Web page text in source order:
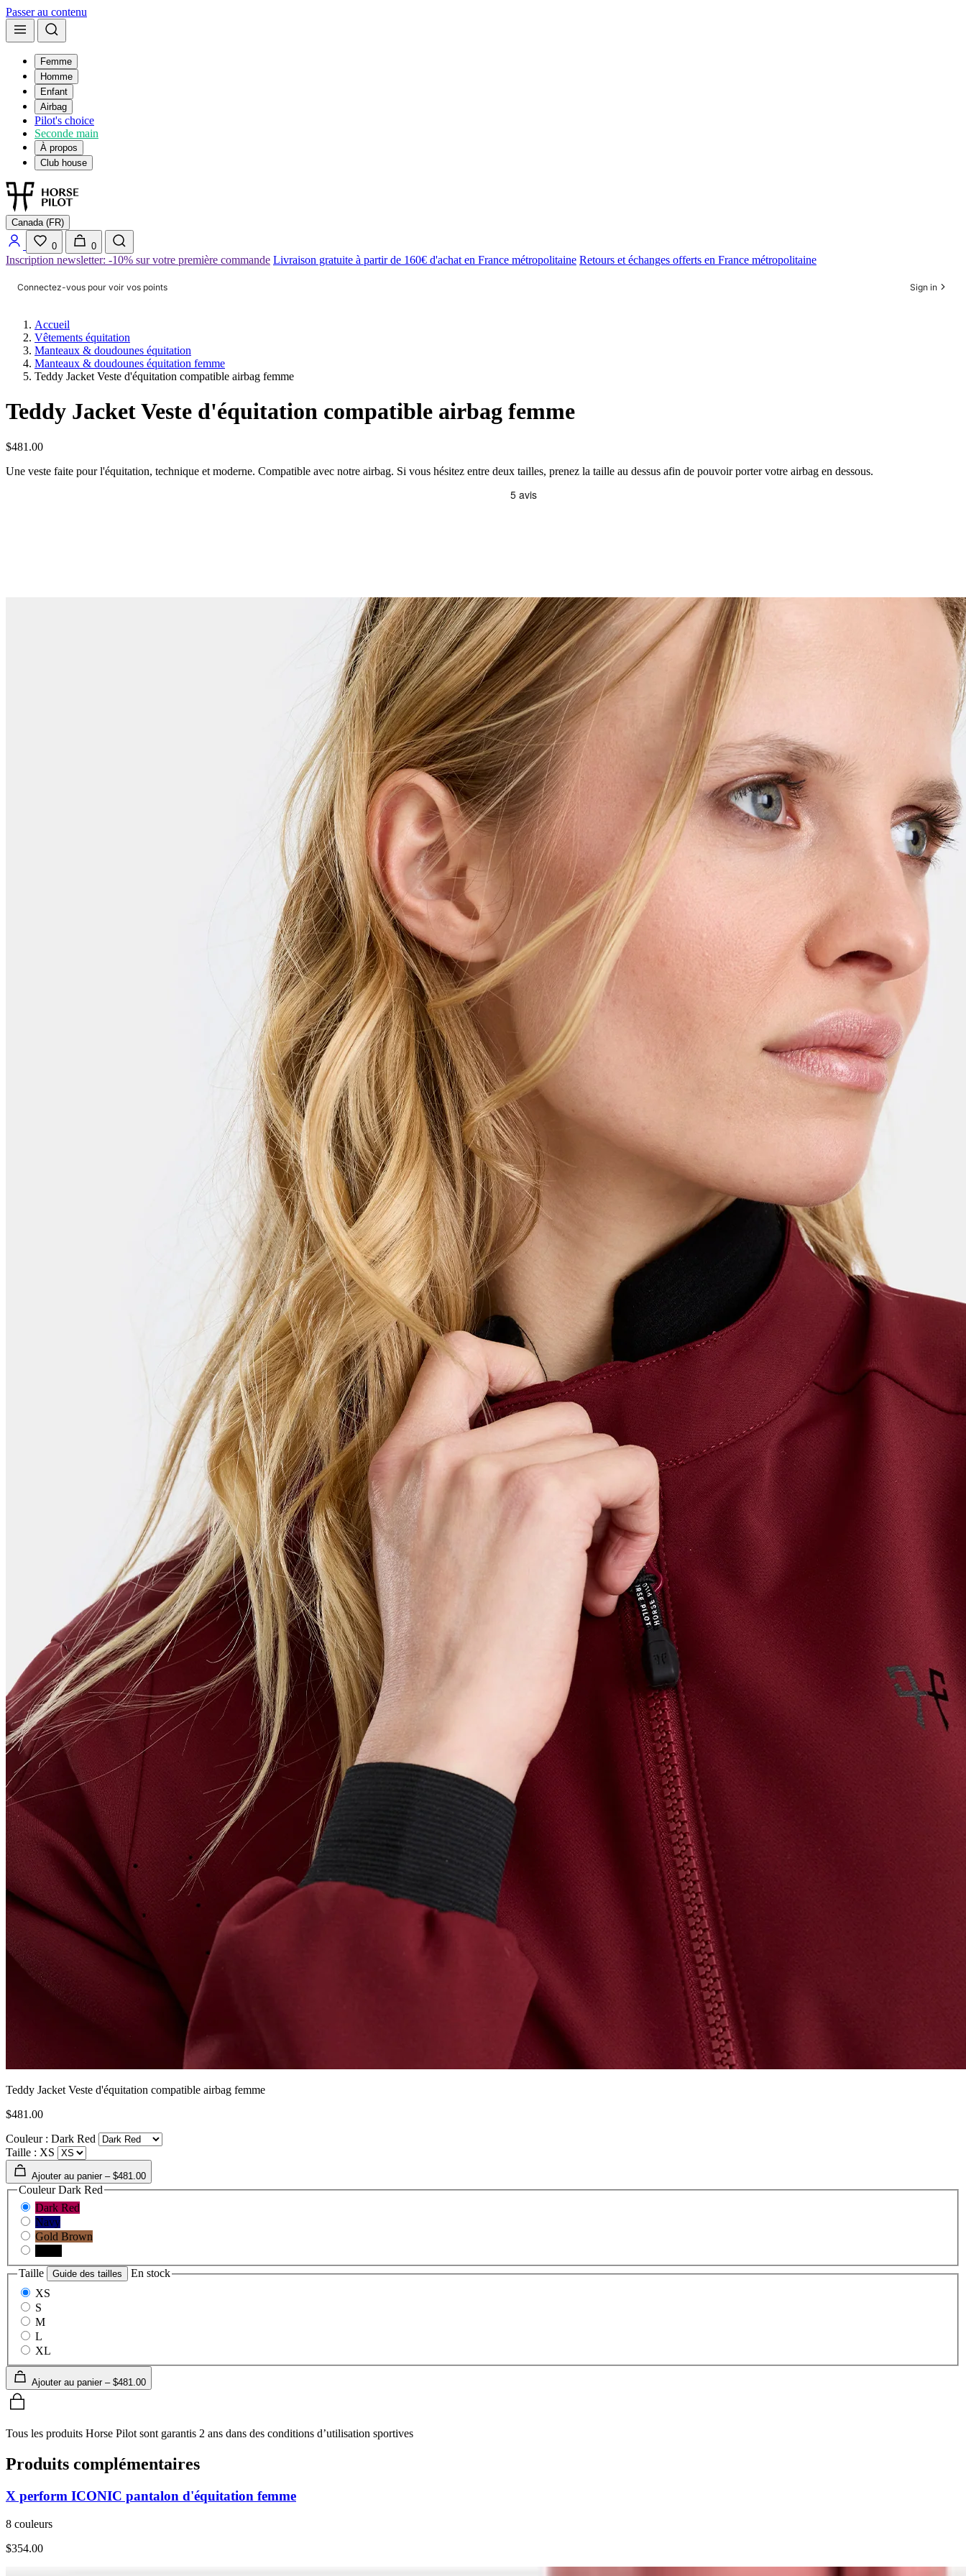
Passer au contenu
Femme
Homme
Enfant
Airbag
Pilot's choice
Seconde main
À propos
Club house
Canada (FR)
0 0
Inscription newsletter: -10% sur votre première commande Livraison gratuite à partir de 160€ d'achat en France métropolitaine Retours et échanges offerts en France métropolitaine
Connectez-vous pour voir vos points Sign in
Accueil
Vêtements équitation
Manteaux & doudounes équitation
Manteaux & doudounes équitation femme
Teddy Jacket Veste d'équitation compatible airbag femme
Teddy Jacket Veste d'équitation compatible airbag femme
$481.00
Une veste faite pour l'équitation, technique et moderne. Compatible avec notre airbag. Si vous hésitez entre deux tailles, prenez la taille au dessus afin de pouvoir porter votre airbag en dessous.
Teddy Jacket Veste d'équitation compatible airbag femme
$481.00
Couleur : Dark Red
Taille : XS
Ajouter au panier – $481.00
Couleur Dark Red
Dark Red
Navy
Gold Brown
Taille
Guide des tailles
En stock
XS
S
M
L
XL
Ajouter au panier – $481.00
Tous les produits Horse Pilot sont garantis 2 ans dans des conditions d’utilisation sportives
Produits complémentaires
X perform ICONIC pantalon d'équitation femme
8 couleurs
$354.00